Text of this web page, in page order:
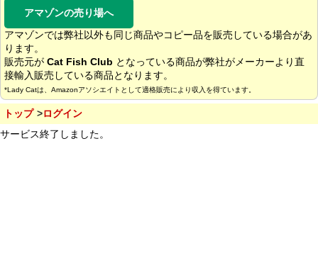
アマゾンの売り場へ
アマゾンでは弊社以外も同じ商品やコピー品を販売している場合があ
ります。
販売元が Cat Fish Club となっている商品が弊社がメーカーより直
接輸入販売している商品となります。
*Lady Catは、Amazonアソシエイトとして適格販売により収入を得ています。
トップ
ログイン
サービス終了しました。